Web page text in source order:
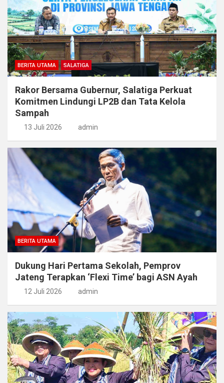
BERITA UTAMA SALATIGA
Rakor Bersama Gubernur, Salatiga Perkuat
Komitmen Lindungi LP2B dan Tata Kelola
Sampah
13 Juli 2026 admin
BERITA UTAMA
Dukung Hari Pertama Sekolah, Pemprov
Jateng Terapkan ‘Flexi Time’ bagi ASN Ayah
12 Juli 2026 admin